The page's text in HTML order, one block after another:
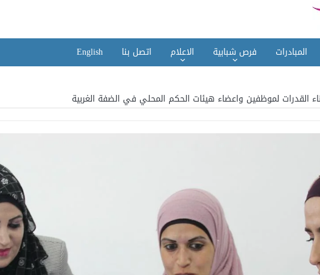
المبادرات فرص شبابية الاعلام اتصل بنا English
القدرات لموظفين واعضاء هيئات الحكم المحلي في الضفة الغربية